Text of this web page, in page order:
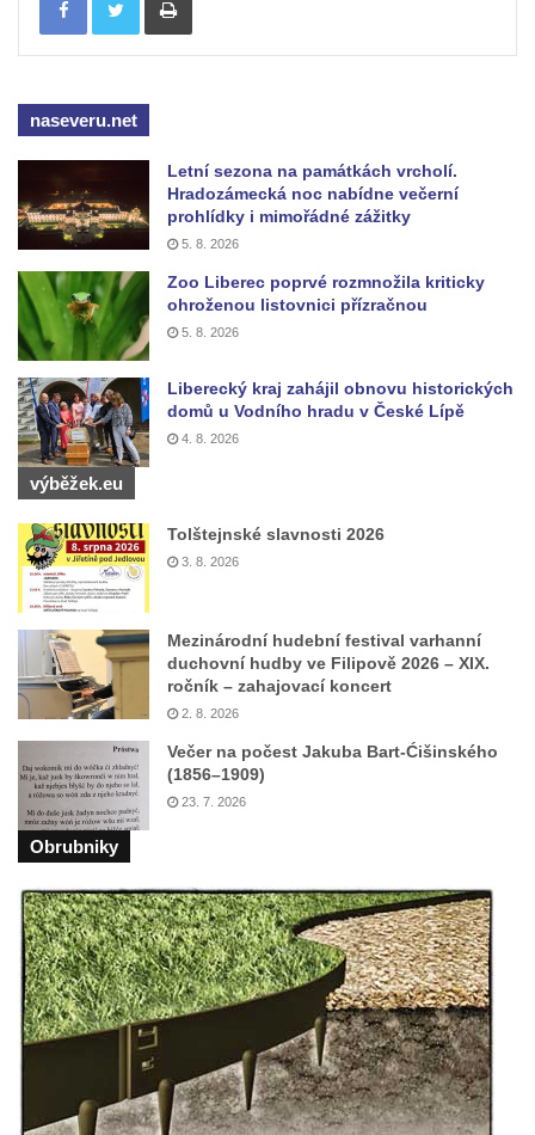
Vodopád v údolí Lučního potoka
naseveru.net
Letní sezona na památkách vrcholí.
Hradozámecká noc nabídne večerní
prohlídky i mimořádné zážitky
5. 8. 2026
Zoo Liberec poprvé rozmnožila kriticky
ohroženou listovnici přízračnou
5. 8. 2026
Liberecký kraj zahájil obnovu historických
domů u Vodního hradu v České Lípě
4. 8. 2026
výběžek.eu
Tolštejnské slavnosti 2026
3. 8. 2026
Mezinárodní hudební festival varhanní
duchovní hudby ve Filipově 2026 – XIX.
ročník – zahajovací koncert
2. 8. 2026
Večer na počest Jakuba Bart-Ćišinského
(1856–1909)
23. 7. 2026
Obrubniky